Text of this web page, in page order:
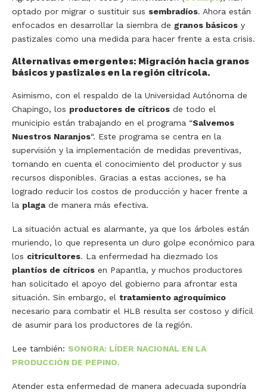
optado por migrar o sustituir sus sembradíos. Ahora están
enfocados en desarrollar la siembra de granos básicos y
pastizales como una medida para hacer frente a esta crisis.
Alternativas emergentes: Migración hacia granos
básicos y pastizales en la región citrícola.
Asimismo, con el respaldo de la Universidad Autónoma de
Chapingo, los productores de cítricos de todo el
municipio están trabajando en el programa “Salvemos
Nuestros Naranjos“. Este programa se centra en la
supervisión y la implementación de medidas preventivas,
tomando en cuenta el conocimiento del productor y sus
recursos disponibles. Gracias a estas acciones, se ha
logrado reducir los costos de producción y hacer frente a
la plagade manera más efectiva.
La situación actual es alarmante, ya que los árboles están
muriendo, lo que representa un duro golpe económico para
los citricultores. La enfermedad ha diezmado los
plantíos de cítricos en Papantla, y muchos productores
han solicitado el apoyo del gobierno para afrontar esta
situación. Sin embargo, el tratamiento agroquímico
necesario para combatir el HLB resulta ser costoso y difícil
de asumir para los productores de la región.
Lee también: SONORA: LÍDER NACIONAL EN LA
PRODUCCIÓN DE PEPINO.
Atender esta enfermedad de manera adecuada supondría